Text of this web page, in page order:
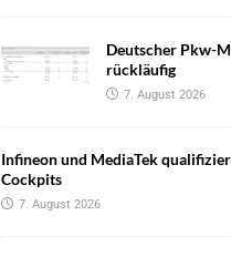
Deutscher Pkw-
rückläufig
7. August 2026
Infineon und MediaTek
Cockpits
7. August 2026